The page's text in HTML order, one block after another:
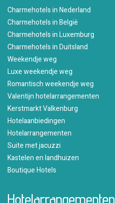
Charmehotels in Nederland
Charmehotels in België
Charmehotels in Luxemburg
Charmehotels in Duitsland
Weekendje weg
Luxe weekendje weg
Romantisch weekendje weg
Valentijn hotelarrangementen
Kerstmarkt Valkenburg
Hotelaanbiedingen
Hotelarrangementen
Suite met jacuzzi
Kastelen en landhuizen
Boutique Hotels
Hotelarrangementen